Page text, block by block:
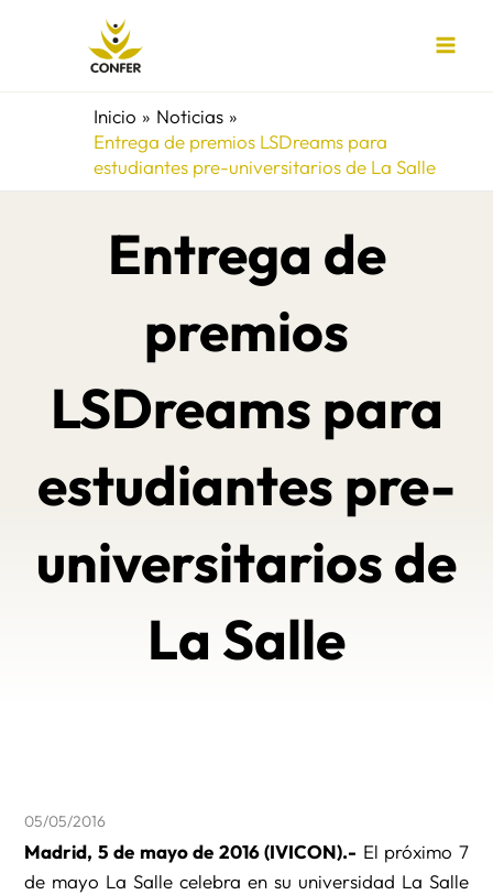
Inicio
Noticias
Entrega de premios LSDreams para
estudiantes pre-universitarios de La Salle
Entrega de
premios
LSDreams para
estudiantes pre-
universitarios de
La Salle
05/05/2016
Madrid, 5 de mayo de 2016 (IVICON).- El próximo 7
de mayo La Salle celebra en su universidad La Salle